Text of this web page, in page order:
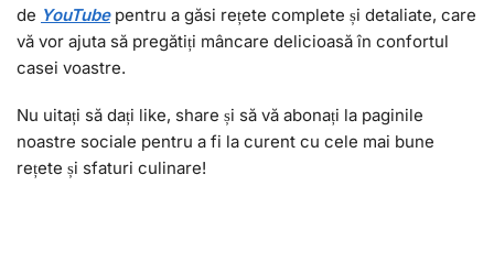
de YouTubepentru a găsi rețete complete și detaliate, care
vă vor ajuta să pregătiți mâncare delicioasă în confortul
casei voastre.
Nu uitați să dați like, share și să vă abonați la paginile
noastre sociale pentru a fi la curent cu cele mai bune
rețete și sfaturi culinare!